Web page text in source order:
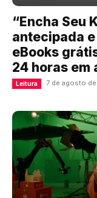
“Encha Seu
antecipada
eBooks
24 horas em
Leitura 7 de agosto